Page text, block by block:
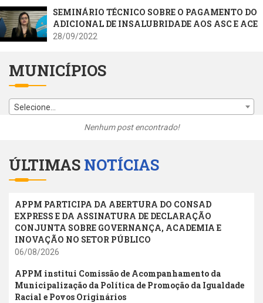
SEMINÁRIO TÉCNICO SOBRE O PAGAMENTO DO
ADICIONAL DE INSALUBRIDADE AOS ASC E ACE
28/09/2022
MUNICÍPIOS
Selecione...
Nenhum post encontrado!
ÚLTIMAS NOTÍCIAS
APPM PARTICIPA DA ABERTURA DO CONSAD
EXPRESS E DA ASSINATURA DE DECLARAÇÃO
CONJUNTA SOBRE GOVERNANÇA, ACADEMIA E
INOVAÇÃO NO SETOR PÚBLICO
06/08/2026
APPM institui Comissão de Acompanhamento da
Municipalização da Política de Promoção da Igualdade
Racial e Povos Originários